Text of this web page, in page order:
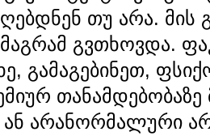
თუ არა.
გვთხოვდა.
გამაგებინეთ,
თანამდებობაზე
ან არანორმალური